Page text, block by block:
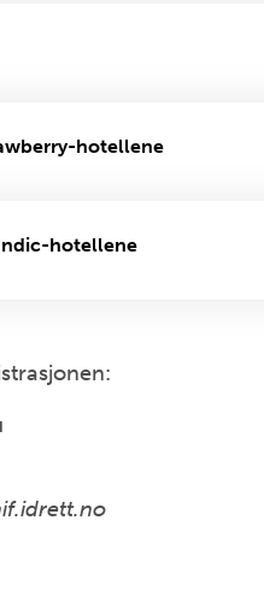
hotellene
hotellene